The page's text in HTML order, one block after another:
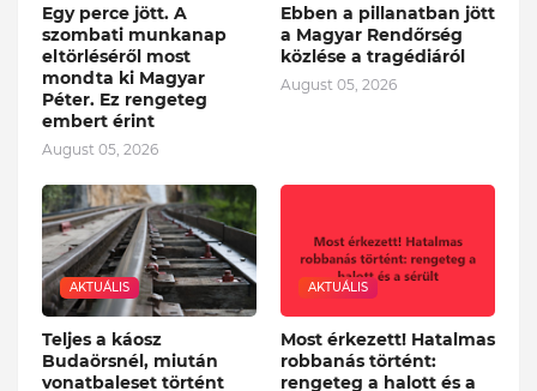
Egy perce jött. A
szombati munkanap
eltörléséről most
mondta ki Magyar
Péter. Ez rengeteg
embert érint
August 05, 2026
Ebben a pillanatban jött
a Magyar Rendőrség
közlése a tragédiáról
August 05, 2026
AKTUÁLIS
Teljes a káosz
Budaörsnél, miután
vonatbaleset történt
AKTUÁLIS
Most érkezett! Hatalmas
robbanás történt:
rengeteg a halott és a